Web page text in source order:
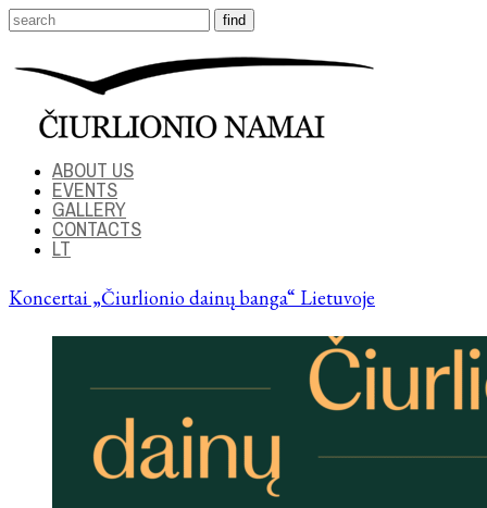
ABOUT US
EVENTS
GALLERY
CONTACTS
LT
Koncertai „Čiurlionio dainų banga“ Lietuvoje